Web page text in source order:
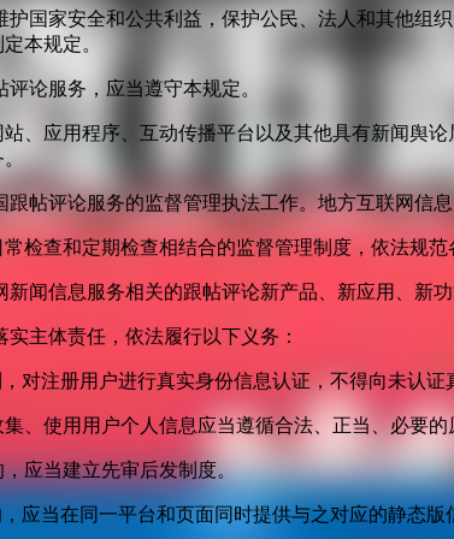
国家安全和公共利益，保护公民、法人和其他
本规定。
论服务，应当遵守本规定。
、应用程序、互动传播平台以及其他具有新闻舆
帖评论服务的监督管理执法工作。地方互联网信
检查和定期检查相结合的监督管理制度，依法规
闻信息服务相关的跟帖评论新产品、新应用、新
主体责任，依法履行以下义务：
，对注册用户进行真实身份信息认证，不得向未认
集、使用用户个人信息应当遵循合法、正当、必
应当建立先审后发制度。
应当在同一平台和页面同时提供与之对应的静态版